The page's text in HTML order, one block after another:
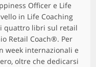
Officer e Life
in Life Coaching
quattro libri sul retail
Retail Coach®. Per
week internazionali e
oltre che dedicarsi